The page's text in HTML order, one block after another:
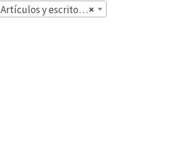
×
Artículos y escritos (822)